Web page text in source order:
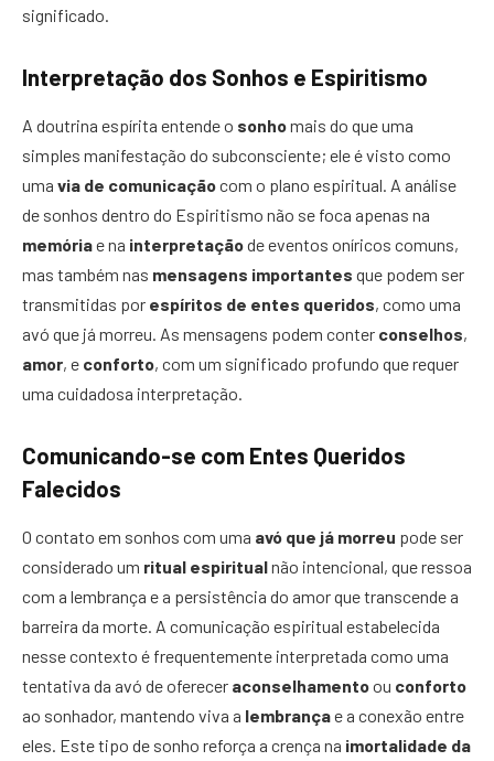
significado.
Interpretação dos Sonhos e Espiritismo
A doutrina espírita entende o sonhomais do que uma
simples manifestação do subconsciente; ele é visto como
uma via de comunicaçãocom o plano espiritual. A análise
de sonhos dentro do Espiritismo não se foca apenas na
memóriae na interpretaçãode eventos oníricos comuns,
mas também nas mensagens importantes que podem ser
transmitidas por espíritos de entes queridos, como uma
avó que já morreu. As mensagens podem conter conselhos,
amor, e conforto, com um significado profundo que requer
uma cuidadosa interpretação.
Comunicando-se com Entes Queridos
Falecidos
O contato em sonhos com uma avó que já morreu pode ser
considerado um ritual espiritualnão intencional, que ressoa
com a lembrança e a persistência do amor que transcende a
barreira da morte. A comunicação espiritual estabelecida
nesse contexto é frequentemente interpretada como uma
tentativa da avó de oferecer aconselhamentoou conforto
ao sonhador, mantendo viva a lembrançae a conexão entre
eles. Este tipo de sonho reforça a crença na imortalidade da